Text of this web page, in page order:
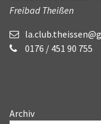
Freibad Theißen
0176 / 451 90 755
Archiv